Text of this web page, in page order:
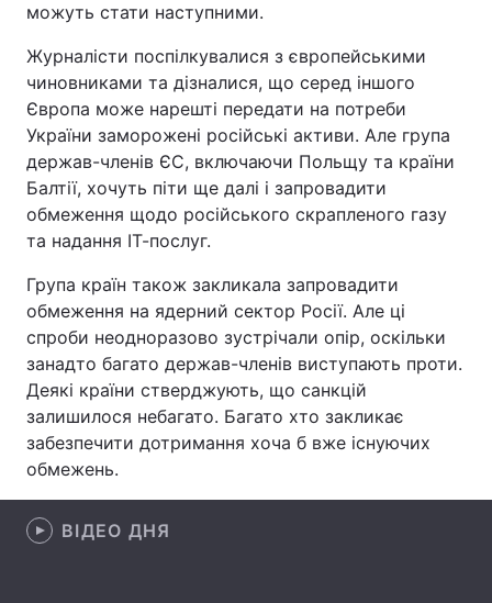
Економіка
Спорт Наука
Техно і зв'язок Лайт
Зброя Інциденти
Здоров'я Туризм
Цікавинки
Екологія Регіони
Лонгріди
Відео з Youtube Статті
Інтерв'ю
можуть стати наступними.
Журналісти поспілкувалися з європейськими
чиновниками та дізналися, що серед іншого
Європа може нарешті передати на потреби
України заморожені російські активи. Але група
держав-членів ЄС, включаючи Польщу та країни
Балтії, хочуть піти ще далі і запровадити
обмеження щодо російського скрапленого газу
та надання ІТ-послуг.
Група країн також закликала запровадити
обмеження на ядерний сектор Росії. Але ці
спроби неодноразово зустрічали опір, оскільки
занадто багато держав-членів виступають проти.
Деякі країни стверджують, що санкцій
залишилося небагато. Багато хто закликає
забезпечити дотримання хоча б вже існуючих
обмежень.
ВІДЕО ДНЯ